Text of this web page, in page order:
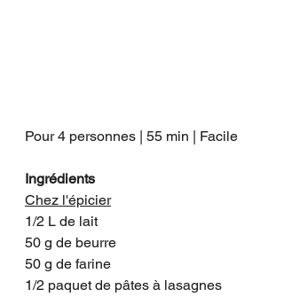
Pour 4 personnes | 55 min | Facile
Ingrédients
Chez l'épicier
1/2 L de lait
50 g de beurre
50 g de farine
1/2 paquet de pâtes à lasagnes